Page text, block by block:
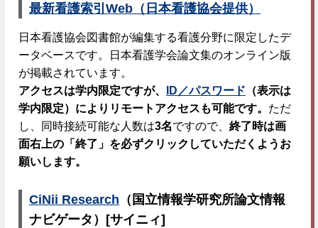
最新看護索引Web（日本看護協会提供）
日本看護協会図書館が編集する看護分野に限定したデ
ータベースです。日本看護学会論文集のオンライン版
が掲載されています。
アクセスは学内限定ですが、
ID／パスワード （表示は
学内限定）によりリモートアクセスも可能です。 ただ
し、同時接続可能な人数は3名ですので、 終了時は画
面右上の「終了」を必ずクリックしていただくようお
願いします。
CiNii Research （国立情報学研究所論文情報
ナビゲータ）[サイニィ]